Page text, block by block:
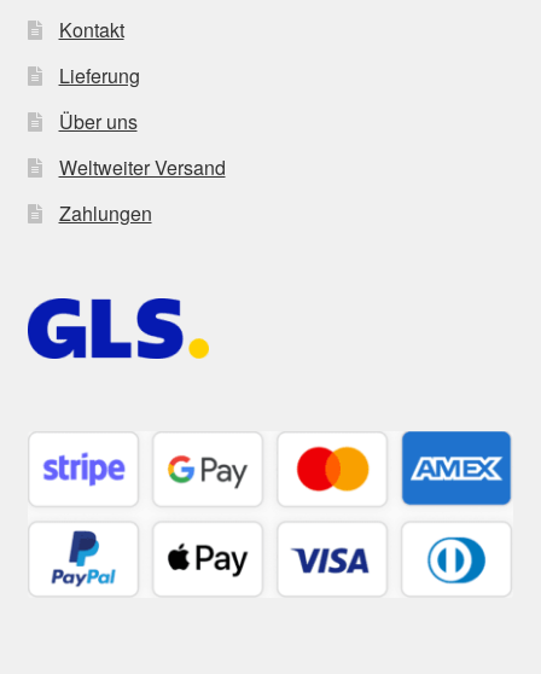
Kontakt
Lieferung
Über uns
Weltweiter Versand
Zahlungen